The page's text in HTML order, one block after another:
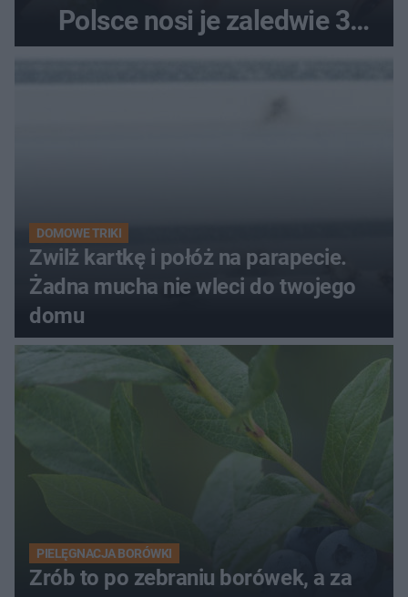
Polsce nosi je zaledwie 3
kobiety
DOMOWE TRIKI
Zwilż kartkę i połóż na parapecie.
Żadna mucha nie wleci do twojego
domu
PIELĘGNACJA BORÓWKI
Zrób to po zebraniu borówek, a za